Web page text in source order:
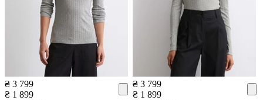
₴ 3 799
₴ 1 899
₴ 3 799
₴ 1 899